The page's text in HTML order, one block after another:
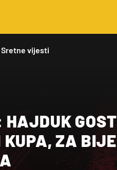
Sretne vijesti
GOST
ZA